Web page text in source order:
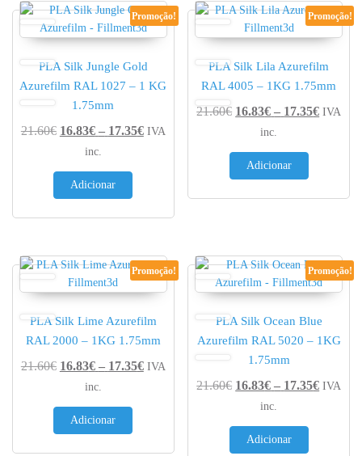
Promoção!
PLA Silk Jungle Gold
Azurefilm RAL 1027 – 1 KG
1.75mm
21.60€ 16.83€ – 17.35€Price range: 16.83€ through 17.35€
IVA
inc.
Adicionar
Promoção!
PLA Silk Lila Azurefilm
RAL 4005 – 1KG 1.75mm
21.60€ 16.83€ – 17.35€Price
IVA
inc.
Adicionar
Promoção!
PLA Silk Lime Azurefilm
RAL 2000 – 1KG 1.75mm
21.60€ 16.83€ – 17.35€Price range: 16.83€ through 17.35€
IVA
inc.
Adicionar
Promoção!
PLA Silk Ocean Blue
Azurefilm RAL 5020 – 1KG
1.75mm
21.60€ 16.83€ – 17.35€Price
IVA
inc.
Adicionar